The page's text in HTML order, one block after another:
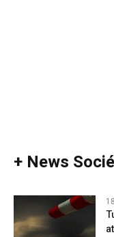
+ News